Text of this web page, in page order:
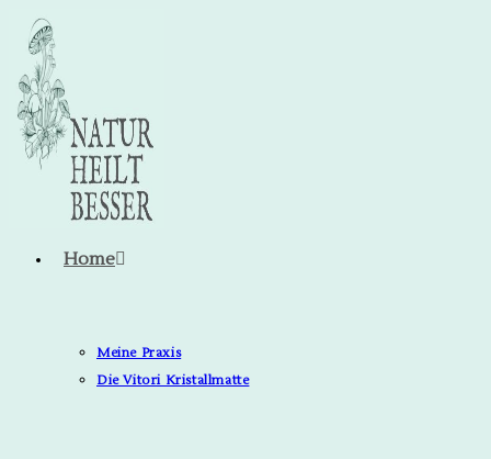
Home
Meine Praxis
Die Vitori Kristallmatte